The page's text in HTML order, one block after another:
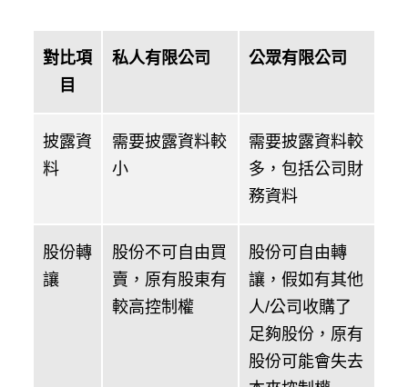
對比項
目
私人有限公司 公眾有限公司
披露資
料
需要披露資料較
小
需要披露資料較
多，包括公司財
務資料
股份轉
讓
股份不可自由買
賣，原有股東有
較高控制權
股份可自由轉
讓，假如有其他
人/公司收購了
足夠股份，原有
股份可能會失去